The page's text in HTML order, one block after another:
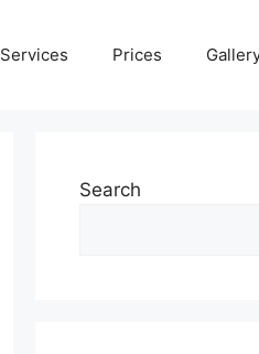
Services Prices
Search